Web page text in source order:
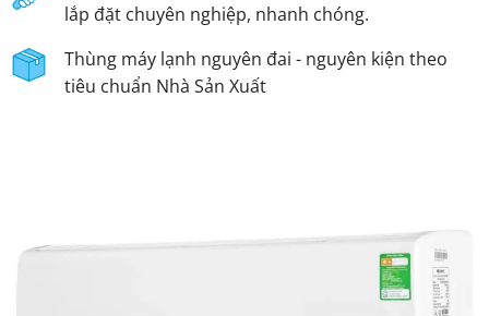
lắp đặt chuyên nghiệp, nhanh chóng.
Thùng máy lạnh nguyên đai - nguyên kiện theo
tiêu chuẩn Nhà Sản Xuất